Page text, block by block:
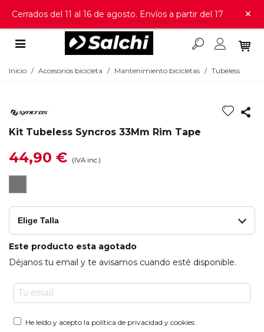
Cerrados del 11 al 16 de agosto. Envíos a partir del 17 ×
Inicio / Accesorios bicicleta / Mantenimiento bicicletas / Tubeless
Kit Tubeless Syncros 33Mm Rim Tape
44,90 € (IVA inc.)
Elige Talla
Este producto esta agotado
Déjanos tu email y te avisamos cuando esté disponible.
He leído y acepto la política de privacidad y cookies .